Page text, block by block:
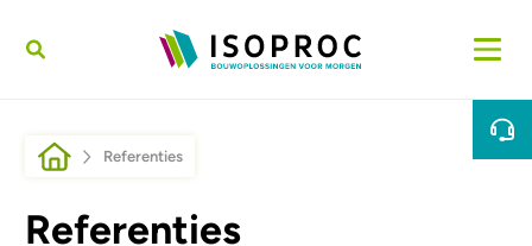
Kruimelpad
Referenties
Referenties